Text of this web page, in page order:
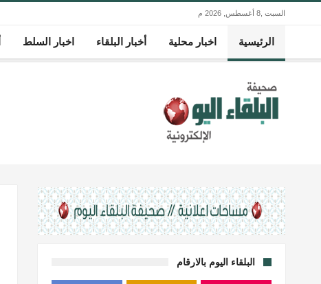
السبت ,8 أغسطس, 2026 م
الرئيسية اخبار محلية أخبار البلقاء اخبار السلط
البلقاء اليوم بالارقام